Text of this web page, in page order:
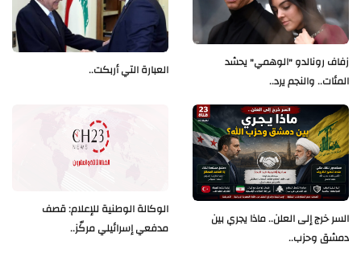
العبارة التي أربكت..
زفاف رونالدو "الوهمي" يحشد
المئات.. والنجم يرد..
الوكالة الوطنية للإعلام: قصف
مدفعي إسرائيلي مركّز..
السر خرج إلى العلن.. ماذا يجري بين
دمشق وحزب..